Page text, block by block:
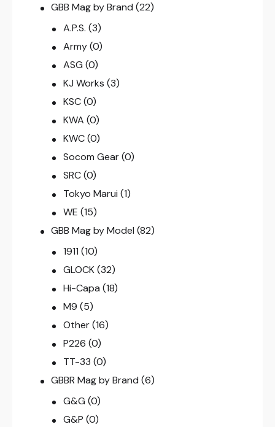
GBB Mag by Brand (22)
A.P.S. (3)
Army (0)
ASG (0)
KJ Works (3)
KSC (0)
KWA (0)
KWC (0)
Socom Gear (0)
SRC (0)
Tokyo Marui (1)
WE (15)
GBB Mag by Model (82)
1911 (10)
GLOCK (32)
Hi-Capa (18)
M9 (5)
Other (16)
P226 (0)
TT-33 (0)
GBBR Mag by Brand (6)
G&G (0)
G&P (0)